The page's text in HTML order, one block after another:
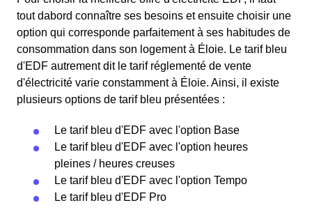
tout dabord connaître ses besoins et ensuite choisir une
option qui corresponde parfaitement à ses habitudes de
consommation dans son logement à Éloie. Le tarif bleu
d'EDF autrement dit le tarif réglementé de vente
d'électricité varie constamment à Éloie. Ainsi, il existe
plusieurs options de tarif bleu présentées :
Le tarif bleu d'EDF avec l'option Base
Le tarif bleu d'EDF avec l'option heures
pleines / heures creuses
Le tarif bleu d'EDF avec l'option Tempo
Le tarif bleu d'EDF Pro